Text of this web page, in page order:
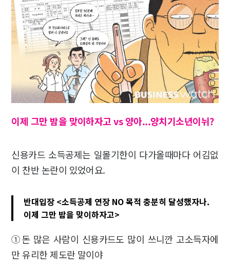
이제 그만 밤을 맞이하자고 vs 양아...양치기소년이뉘?
신용카드 소득공제는 일몰기한이 다가올때마다 어김없
이 찬반 논란이 있었어요.
반대입장 <소득공제 연장 NO 목적 충분히 달성했자나.
이제 그만 밤을 맞이하자고>
①돈 많은 사람이 신용카드도 많이 쓰니깐 고소득자에
만 유리한 제도란 말이야